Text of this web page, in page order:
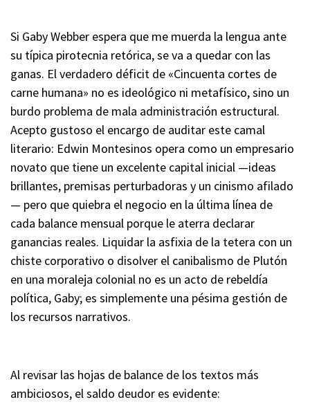
Si Gaby Webber espera que me muerda la lengua ante
su típica pirotecnia retórica, se va a quedar con las
ganas. El verdadero déficit de «Cincuenta cortes de
carne humana» no es ideológico ni metafísico, sino un
burdo problema de mala administración estructural.
Acepto gustoso el encargo de auditar este camal
literario: Edwin Montesinos opera como un empresario
novato que tiene un excelente capital inicial —ideas
brillantes, premisas perturbadoras y un cinismo afilado
— pero que quiebra el negocio en la última línea de
cada balance mensual porque le aterra declarar
ganancias reales. Liquidar la asfixia de la tetera con un
chiste corporativo o disolver el canibalismo de Plutón
en una moraleja colonial no es un acto de rebeldía
política, Gaby; es simplemente una pésima gestión de
los recursos narrativos.
Al revisar las hojas de balance de los textos más
ambiciosos, el saldo deudor es evidente: